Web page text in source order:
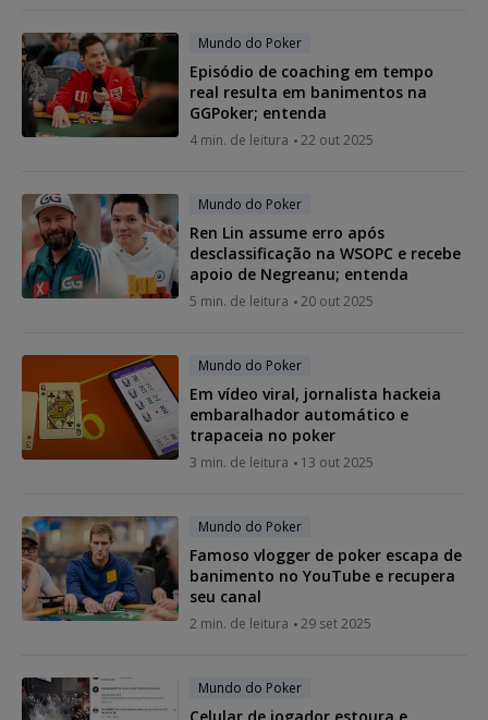
Mundo do Poker
Episódio de coaching em tempo
real resulta em banimentos na
GGPoker; entenda
4 min. de leitura 22 out 2025
Mundo do Poker
Ren Lin assume erro após
desclassificação na WSOPC e recebe
apoio de Negreanu; entenda
5 min. de leitura 20 out 2025
Mundo do Poker
Em vídeo viral, jornalista hackeia
embaralhador automático e
trapaceia no poker
3 min. de leitura 13 out 2025
Mundo do Poker
Famoso vlogger de poker escapa de
banimento no YouTube e recupera
seu canal
2 min. de leitura 29 set 2025
Mundo do Poker